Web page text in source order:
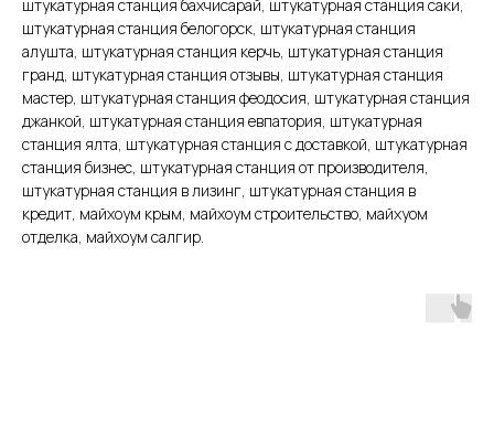
штукатурная станция бахчисарай, штукатурная станция саки,
штукатурная станция белогорск, штукатурная станция
алушта, штукатурная станция керчь, штукатурная станция
гранд, штукатурная станция отзывы, штукатурная станция
мастер, штукатурная станция феодосия, штукатурная станция
джанкой, штукатурная станция евпатория, штукатурная
станция ялта, штукатурная станция с доставкой, штукатурная
станция бизнес, штукатурная станция от производителя,
штукатурная станция в лизинг, штукатурная станция в
кредит, майхоум крым, майхоум строительство, майхуом
отделка, майхоум салгир.